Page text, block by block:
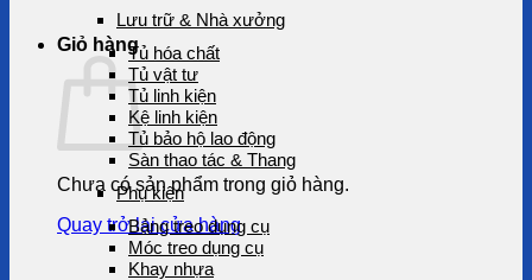
Giỏ hàng
Chưa có sản phẩm trong giỏ hàng.
Quay trở lại cửa hàng
Lưu trữ & Nhà xưởng
Tủ hóa chất
Tủ vật tư
Tủ linh kiện
Kệ linh kiện
Tủ bảo hộ lao động
Sàn thao tác & Thang
Phụ kiện
Bảng treo dụng cụ
Móc treo dụng cụ
Khay nhựa